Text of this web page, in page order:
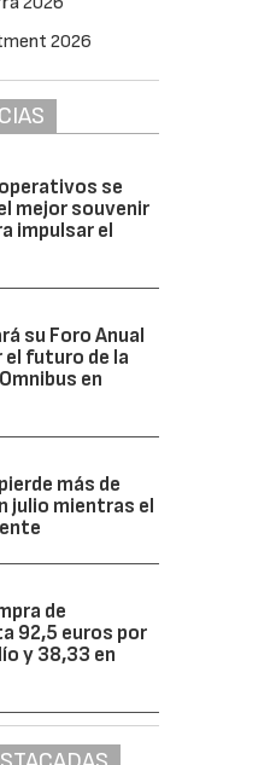
se
mejor souvenir
impulsar el
su Foro Anual
el futuro de la
en
más de
julio mientras el
de
92,5 euros por
y 38,33 en